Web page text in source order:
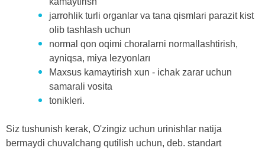
jarrohlik turli organlar va tana qismlari parazit kist
olib tashlash uchun
normal qon oqimi choralarni normallashtirish,
ayniqsa, miya lezyonları
Maxsus kamaytirish xun - ichak zarar uchun
samarali vosita
tonikleri.
Siz tushunish kerak, O'zingiz uchun urinishlar natija
bermaydi chuvalchang qutilish uchun, deb. standart